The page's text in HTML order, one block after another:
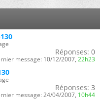
Réponses: 0
message: 10/12/2007, 22h23
Réponses: 3
message: 24/04/2007, 10h44